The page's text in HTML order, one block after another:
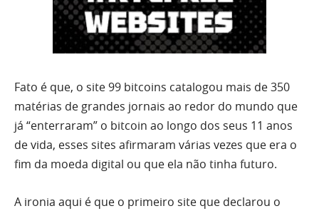
Fato é que, o site 99 bitcoins catalogou mais de 350
matérias de grandes jornais ao redor do mundo que
já “enterraram” o bitcoin ao longo dos seus 11 anos
de vida, esses sites afirmaram várias vezes que era o
fim da moeda digital ou que ela não tinha futuro.
A ironia aqui é que o primeiro site que declarou o